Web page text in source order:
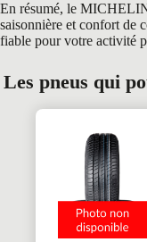
En résumé, le
saisonnière et confort de
fiable pour votre activité
Les pneus qui